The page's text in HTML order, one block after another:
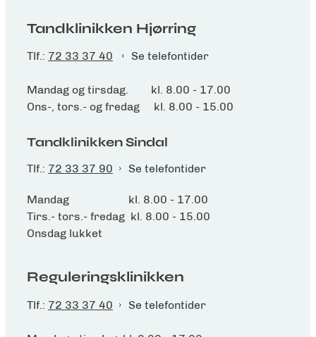
Tandklinikken Hjørring
Tlf.: 72 33 37 40 Se telefontider
Mandag og tirsdag. kl. 8.00 - 17.00
Ons-, tors.- og fredag kl. 8.00 - 15.00
Tandklinikken Sindal
Tlf.: 72 33 37 90 Se telefontider
Mandag kl. 8.00 - 17.00
Tirs.- tors.- fredag kl. 8.00 - 15.00
Onsdag lukket
Reguleringsklinikken
Tlf.: 72 33 37 40 Se telefontider